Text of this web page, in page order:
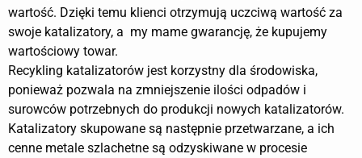
wartość. Dzięki temu klienci otrzymują uczciwą wartość za
swoje katalizatory, a my mame gwarancję, że kupujemy
wartościowy towar.
Recykling katalizatorów jest korzystny dla środowiska,
ponieważ pozwala na zmniejszenie ilości odpadów i
surowców potrzebnych do produkcji nowych katalizatorów.
Katalizatory skupowane są następnie przetwarzane, a ich
cenne metale szlachetne są odzyskiwane w procesie